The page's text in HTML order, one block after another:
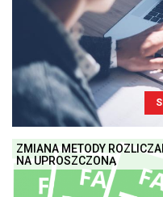
ZMIANA METODY
NA UPROSZCZONĄ